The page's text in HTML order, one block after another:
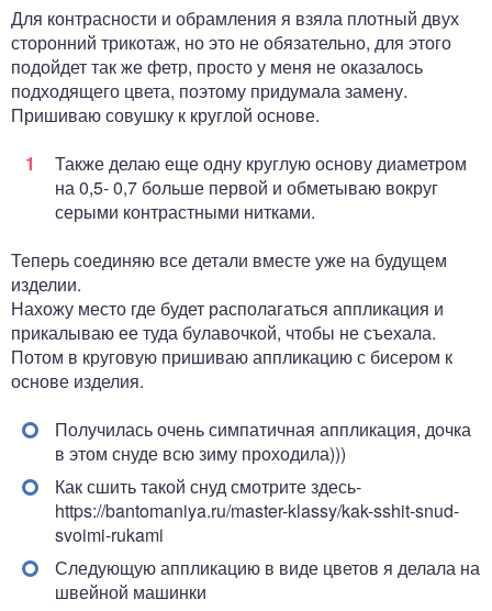
Для контрасности и обрамления я взяла плотный двух
сторонний трикотаж, но это не обязательно, для этого
подойдет так же фетр, просто у меня не оказалось
подходящего цвета, поэтому придумала замену.
Пришиваю совушку к круглой основе.
Также делаю еще одну круглую основу диаметром
на 0,5- 0,7 больше первой и обметываю вокруг
серыми контрастными нитками.
Теперь соединяю все детали вместе уже на будущем
изделии.
Нахожу место где будет располагаться аппликация и
прикалываю ее туда булавочкой, чтобы не съехала.
Потом в круговую пришиваю аппликацию с бисером к
основе изделия.
Получилась очень симпатичная аппликация, дочка
в этом снуде всю зиму проходила)))
Как сшить такой снуд смотрите здесь-
https://bantomaniya.ru/master-klassy/kak-sshit-snud-
svoimi-rukami
Следующую аппликацию в виде цветов я делала на
швейной машинки